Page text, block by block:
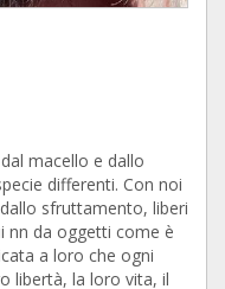
macello e dallo
differenti. Con noi
sfruttamento, liberi
nn da oggetti come è
a loro che ogni
libertà, la loro vita, il